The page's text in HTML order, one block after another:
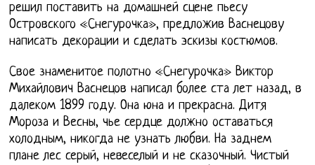
решил поставить на домашней сцене пьесу
Островского «Снегурочка», предложив Васнецову
написать декорации и сделать эскизы костюмов.
Свое знаменитое полотно «Снегурочка» Виктор
Михайлович Васнецов написал более ста лет назад, в
далеком 1899 году. Она юна и прекрасна. Дитя
Мороза и Весны, чье сердце должно оставаться
холодным, никогда не узнать любви. На заднем
плане лес серый, невеселый и не сказочный. Чистый